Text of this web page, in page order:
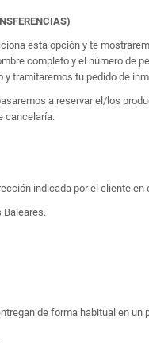
esta opción y te
completo y el número de
tramitaremos tu pedido de
a reservar el/los
cancelaría.
indicada por el cliente en
Baleares.
de forma habitual en